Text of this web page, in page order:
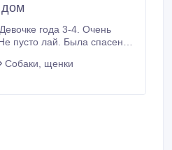
дом
найти ей добрых и
Собаки, щенки